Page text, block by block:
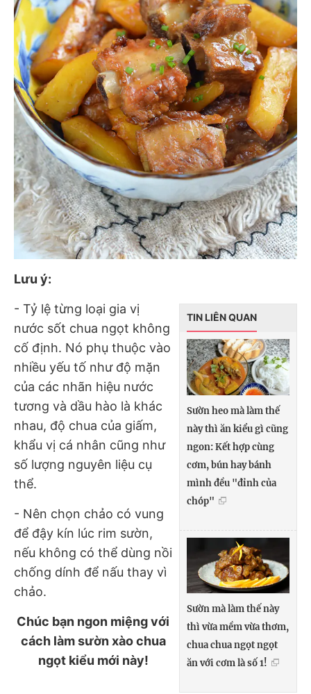
Lưu ý:
TIN LIÊN QUAN
Sườn heo mà làm thế
này thì ăn kiểu gì cũng
ngon: Kết hợp cùng
cơm, bún hay bánh
mình đều "đỉnh của
chóp"
Sườn mà làm thế này
thì vừa mềm vừa thơm,
chua chua ngọt ngọt
ăn với cơm là số 1!
- Tỷ lệ từng loại gia vị
nước sốt chua ngọt không
cố định. Nó phụ thuộc vào
nhiều yếu tố như độ mặn
của các nhãn hiệu nước
tương và dầu hào là khác
nhau, độ chua của giấm,
khẩu vị cá nhân cũng như
số lượng nguyên liệu cụ
thể.
- Nên chọn chảo có vung
để đậy kín lúc rim sườn,
nếu không có thể dùng nồi
chống dính để nấu thay vì
chảo.
Chúc bạn ngon miệng với
cách làm sườn xào chua
ngọt kiểu mới này!